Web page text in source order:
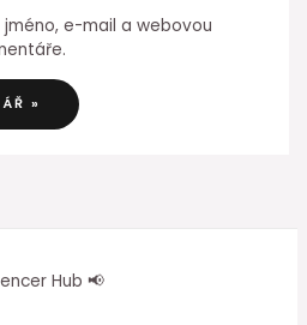
e-mail a webovou
Hub 📢